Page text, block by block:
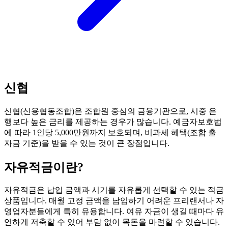
신협
신협(신용협동조합)은 조합원 중심의 금융기관으로, 시중 은
행보다 높은 금리를 제공하는 경우가 많습니다. 예금자보호법
에 따라 1인당 5,000만원까지 보호되며, 비과세 혜택(조합 출
자금 기준)을 받을 수 있는 것이 큰 장점입니다.
자유적금이란?
자유적금은 납입 금액과 시기를 자유롭게 선택할 수 있는 적금
상품입니다. 매월 고정 금액을 납입하기 어려운 프리랜서나 자
영업자분들에게 특히 유용합니다. 여유 자금이 생길 때마다 유
연하게 저축할 수 있어 부담 없이 목돈을 마련할 수 있습니다.